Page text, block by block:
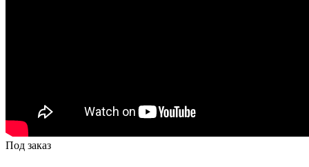
Под заказ